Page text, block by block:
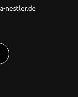
nestler.de